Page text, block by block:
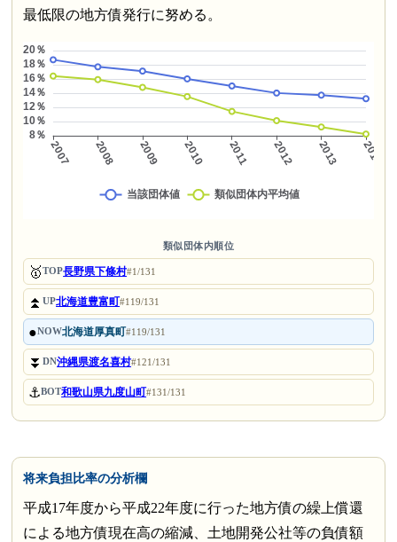
最低限の地方債発行に努める。
類似団体内順位
🥇TOP長野県下條村#1/131
⏫UP北海道豊富町#119/131
●NOW北海道厚真町#119/131
⏬DN沖縄県渡名喜村#121/131
⚓BOT和歌山県九度山町#131/131
将来負担比率の分析欄
平成17年度から平成22年度に行った地方債の繰上償還
による地方債現在高の縮減、土地開発公社等の負債額